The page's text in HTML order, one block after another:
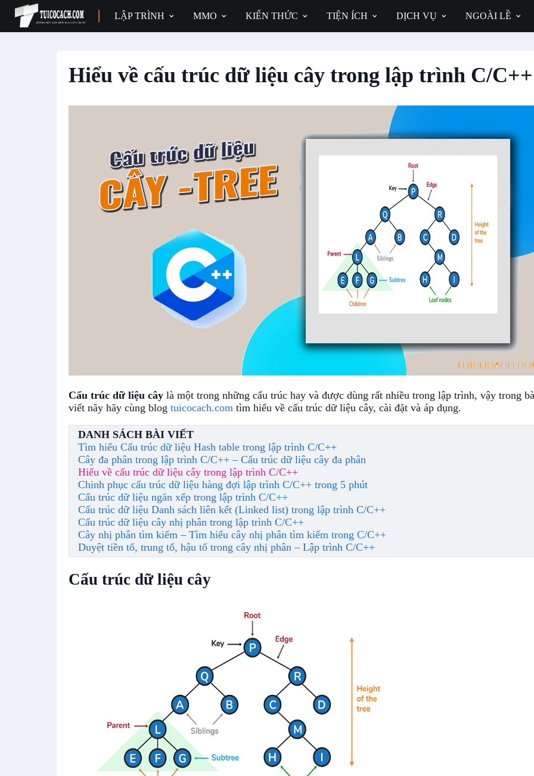
LẬP TRÌNH MMO KIẾN THỨC TIỆN ÍCH DỊCH VỤ NGOÀI LỀ
Hiểu về cấu trúc dữ liệu cây trong lập trình C/C++
Cấu trúc dữ liệu câylà một trong những cấu trúc hay và được dùng rất nhiều trong lập trình, vậy trong
viết nãy hãy cùng blog tuicocach.com tìm hiểu về cấu trúc dữ liệu cây, cài đặt và áp dụng.
DANH SÁCH BÀI VIẾT
Tìm hiểu Cấu trúc dữ liệu Hash table trong lập trình C/C++
Cây đa phân trong lập trình C/C++ – Cấu trúc dữ liệu cây đa phân
Hiểu về cấu trúc dữ liệu cây trong lập trình C/C++
Chinh phục cấu trúc dữ liệu hàng đợi lập trình C/C++ trong 5 phút
Cấu trúc dữ liệu ngăn xếp trong lập trình C/C++
Cấu trúc dữ liệu Danh sách liên kết (Linked list) trong lập trình C/C++
Cấu trúc dữ liệu cây nhị phân trong lập trình C/C++
Cây nhị phân tìm kiếm – Tìm hiểu cây nhị phân tìm kiếm trong C/C++
Duyệt tiền tố, trung tố, hậu tố trong cây nhị phân – Lập trình C/C++
Cấu trúc dữ liệu cây